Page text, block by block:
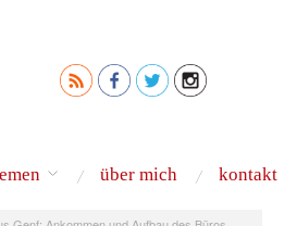
über mich kontakt